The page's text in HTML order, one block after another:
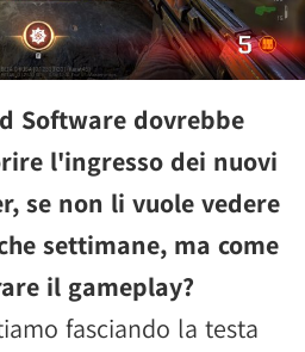
Software dovrebbe
l'ingresso dei nuovi
se non li vuole vedere
settimane, ma come
il gameplay?
fasciando la testa